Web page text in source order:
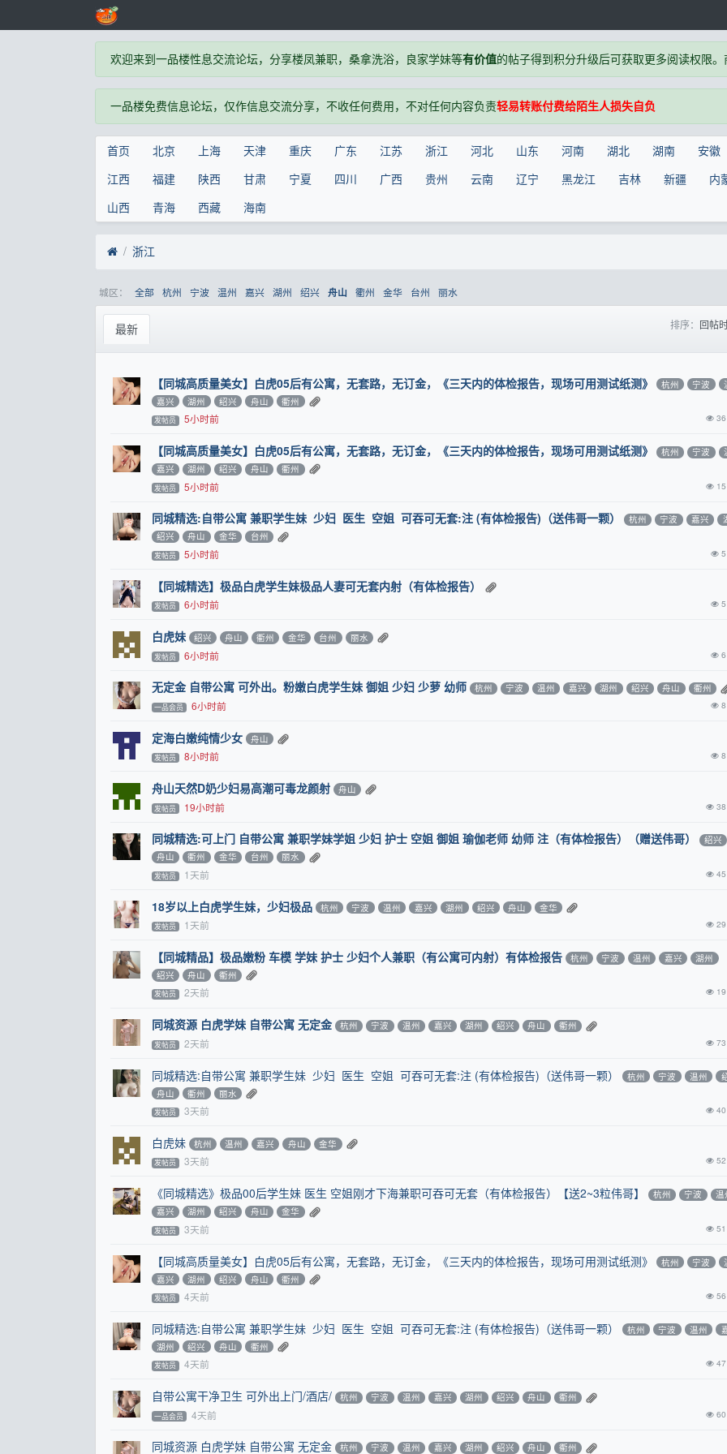
欢迎来到一品楼性息交流论坛，分享楼凤兼职，桑拿洗浴，良家学妹等有价值的帖子得到积分升级后可获取更多阅读权限
一品楼免费信息论坛，仅作信息交流分享，不收任何费用，不对任何内容负责轻易转账付费给陌生人损失自负
首页 北京 上海 天津 重庆 广东 江苏 浙江 河北 山东 河南 湖北 湖南
安徽
江西
福建 陕西 甘肃 宁夏 四川 广西 贵州 云南 辽宁 黑龙江 吉林 新疆
内
山西
青海 西藏 海南
浙江
城区： 全部 杭州 宁波 温州 嘉兴 湖州 绍兴 舟山 衢州 金华 台州 丽水
最新 排序： 回帖
【同城高质量美女】白虎05后有公寓，无套路，无订金，《三天内的体检报告，现场可用测试纸测》 杭州 宁波
嘉兴
湖州 绍兴 舟山 衢州
发帖员 5小时前 36
【同城高质量美女】白虎05后有公寓，无套路，无订金，《三天内的体检报告，现场可用测试纸测》 杭州 宁波
嘉兴
湖州 绍兴 舟山 衢州
发帖员 5小时前 15
同城精选:自带公寓 兼职学生妹 少妇 医生 空姐 可吞可无套:注 (有体检报告)（送伟哥一颗） 杭州 宁波 嘉兴
绍兴
舟山 金华 台州
发帖员 5小时前 5
【同城精选】极品白虎学生妹极品人妻可无套内射（有体检报告）
发帖员 6小时前 5
白虎妹 绍兴 舟山 衢州 金华 台州 丽水
发帖员 6小时前 6
无定金 自带公寓 可外出。粉嫩白虎学生妹 御姐 少妇 少萝 幼师 杭州 宁波 温州 嘉兴 湖州 绍兴 舟山 衢州
一品会员 6小时前 8
定海白嫩纯情少女 舟山
发帖员 8小时前 8
舟山天然D奶少妇易高潮可毒龙颜射 舟山
发帖员 19小时前 38
同城精选:可上门 自带公寓 兼职学妹学姐 少妇 护士 空姐 御姐 瑜伽老师 幼师 注（有体检报告）（赠送伟哥）
绍兴
舟山
衢州 金华 台州 丽水
发帖员 1天前 45
18岁以上白虎学生妹，少妇极品 杭州 宁波 温州 嘉兴 湖州 绍兴 舟山 金华
发帖员 1天前 29
【同城精品】极品嫩粉 车模 学妹 护士 少妇个人兼职（有公寓可内射）有体检报告 杭州 宁波 温州 嘉兴
湖州
绍兴
舟山 衢州
发帖员 2天前 19
同城资源 白虎学妹 自带公寓 无定金 杭州 宁波 温州 嘉兴 湖州 绍兴 舟山 衢州
发帖员 2天前 73
同城精选:自带公寓 兼职学生妹 少妇 医生 空姐 可吞可无套:注 (有体检报告)（送伟哥一颗） 杭州 宁波 温州
舟山
衢州 丽水
发帖员 3天前 40
白虎妹 杭州 温州 嘉兴 舟山 金华
发帖员 3天前 52
《同城精选》极品00后学生妹 医生 空姐刚才下海兼职可吞可无套（有体检报告）【送2~3粒伟哥】 杭州 宁波
温
嘉兴
湖州 绍兴 舟山 金华
发帖员 3天前 51
【同城高质量美女】白虎05后有公寓，无套路，无订金，《三天内的体检报告，现场可用测试纸测》 杭州 宁波
嘉兴
湖州 绍兴 舟山 衢州
发帖员 4天前 56
同城精选:自带公寓 兼职学生妹 少妇 医生 空姐 可吞可无套:注 (有体检报告)（送伟哥一颗） 杭州 宁波 温州
湖州
绍兴 舟山 衢州
发帖员 4天前 47
自带公寓干净卫生 可外出上门/酒店/ 杭州 宁波 温州 嘉兴 湖州 绍兴 舟山 衢州
一品会员 4天前 60
同城资源 白虎学妹 自带公寓 无定金 杭州 宁波 温州 嘉兴 湖州 绍兴 舟山 衢州